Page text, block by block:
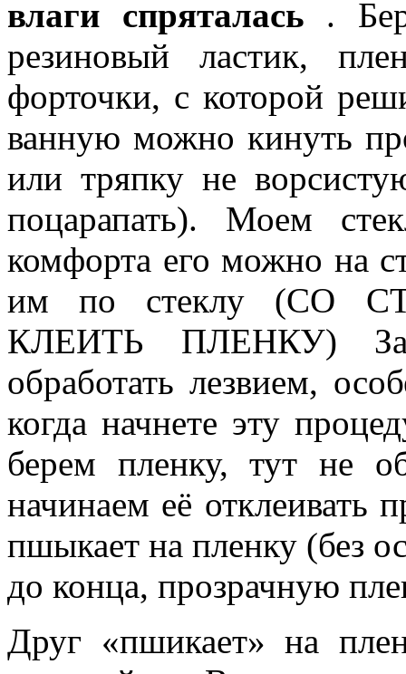
влаги спряталась .
резиновый ластик,
форточки, с которой
ванную можно кинуть
или тряпку не
поцарапать). Моем
комфорта его можно на
им по стеклу (СО
КЛЕИТЬ ПЛЕНКУ)
обработать лезвием,
когда начнете эту
берем пленку, тут не
начинаем её отклеивать
пшыкает на пленку (без
до конца, прозрачную
Друг «пшикает» на